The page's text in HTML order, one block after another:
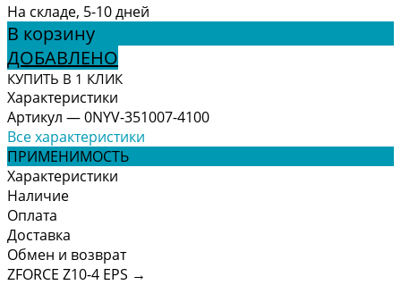
На складе, 5-10 дней
В корзину
ДОБАВЛЕНО
КУПИТЬ В 1 КЛИК
Характеристики
Артикул —0NYV-351007-4100
Все характеристики
ПРИМЕНИМОСТЬ
Характеристики
Наличие
Оплата
Доставка
Обмен и возврат
ZFORCE Z10-4 EPS →